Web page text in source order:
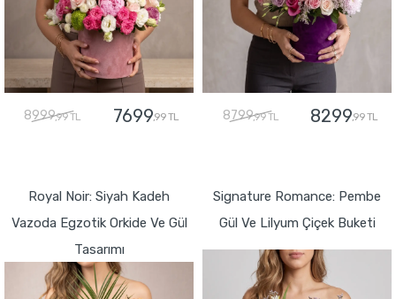
8999,99 TL 7699,99 TL 8799,99 TL 8299,99 TL
Royal Noir: Siyah Kadeh
Vazoda Egzotik Orkide Ve Gül
Tasarımı
Signature Romance: Pembe
Gül Ve Lilyum Çiçek Buketi